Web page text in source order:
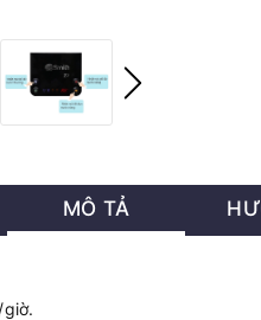
MÔ TẢ